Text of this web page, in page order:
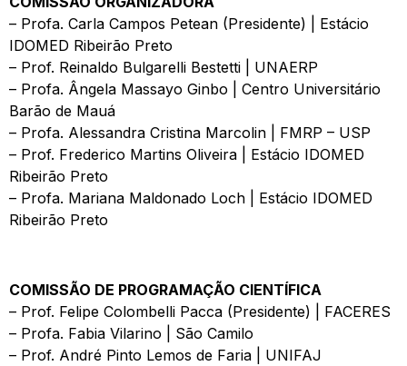
– Profa. Carla Campos Petean (Presidente) | Estácio
IDOMED Ribeirão Preto
– Prof. Reinaldo Bulgarelli Bestetti | UNAERP
– Profa. Ângela Massayo Ginbo | Centro Universitário
Barão de Mauá
– Profa. Alessandra Cristina Marcolin | FMRP – USP
– Prof. Frederico Martins Oliveira | Estácio IDOMED
Ribeirão Preto
– Profa. Mariana Maldonado Loch | Estácio IDOMED
Ribeirão Preto
COMISSÃO DE PROGRAMAÇÃO CIENTÍFICA
– Prof. Felipe Colombelli Pacca (Presidente) | FACERES
– Profa. Fabia Vilarino | São Camilo
– Prof. André Pinto Lemos de Faria | UNIFAJ